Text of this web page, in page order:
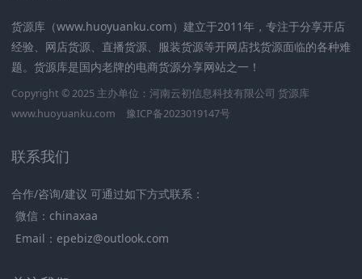
货源库（www.huoyuanku.com）建立于2011年，专注于分享开店
经验、网店货源、直播货源、服装货源等开网店找货源面临的各种难
题。货源库是国内老牌的电商货源分享网站之一！
Copyright © 2025 主办单位：河南云初信息科技有限公司 货源库
www.huoyuanku.com
豫ICP备2023019147号
联系我们
合作/咨询/建议 可通过如下方式联系：
微信：chinaxaa
Email：epebiz@outlook.com